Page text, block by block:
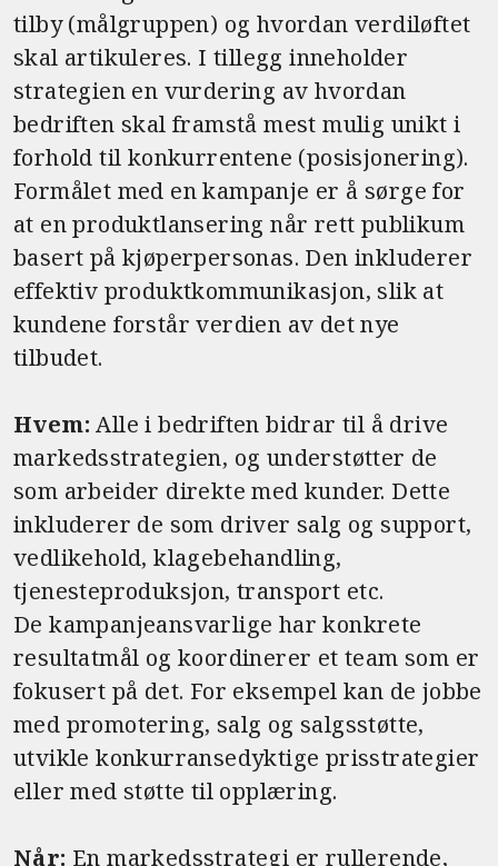
tilby (målgruppen) og hvordan verdiløftet
skal artikuleres. I tillegg inneholder
strategien en vurdering av hvordan
bedriften skal framstå mest mulig unikt i
forhold til konkurrentene (posisjonering).
Formålet med en kampanje er å sørge for
at en produktlansering når rett publikum
basert på kjøperpersonas. Den inkluderer
effektiv produktkommunikasjon, slik at
kundene forstår verdien av det nye
tilbudet.
Hvem: Alle i bedriften bidrar til å drive
markedsstrategien, og understøtter de
som arbeider direkte med kunder. Dette
inkluderer de som driver salg og support,
vedlikehold, klagebehandling,
tjenesteproduksjon, transport etc.
De kampanjeansvarlige har konkrete
resultatmål og koordinerer et team som er
fokusert på det. For eksempel kan de jobbe
med promotering, salg og salgsstøtte,
utvikle konkurransedyktige prisstrategier
eller med støtte til opplæring.
Når: En markedsstrategi er rullerende,